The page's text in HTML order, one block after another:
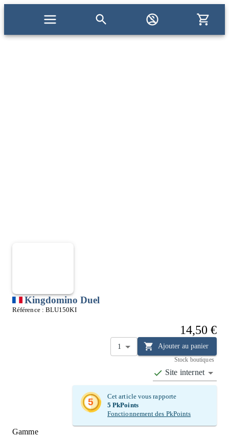
Kingdomino Duel
Référence : BLU150KI
Gamme
14,50 €
1 Ajouter au panier
Stock boutiques
Site internet
5
Cet article vous rapporte
5 PkPoints
Fonctionnement des PkPoints